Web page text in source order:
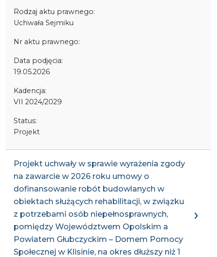
Rodzaj aktu prawnego:
Uchwała Sejmiku
Nr aktu prawnego:
Data podjęcia:
19.05.2026
Kadencja:
VII 2024/2029
Status:
Projekt
Projekt uchwały w sprawie wyrażenia zgody
na zawarcie w 2026 roku umowy o
dofinansowanie robót budowlanych w
obiektach służących rehabilitacji, w związku
z potrzebami osób niepełnosprawnych,
pomiędzy Województwem Opolskim a
Powiatem Głubczyckim – Domem Pomocy
Społecznej w Klisinie, na okres dłuższy niż 1